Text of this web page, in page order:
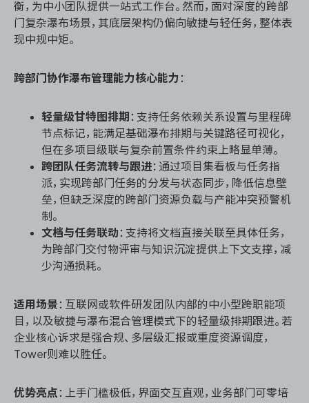
衡，为中小团队提供一站式工作台。然而，面对深度的跨部
门复杂瀑布场景，其底层架构仍偏向敏捷与轻任务，整体表
现中规中矩。
跨部门协作瀑布管理能力核心能力 ：
轻量级甘特图排期 ：支持任务依赖关系设置与里程碑
节点标记，能满足基础瀑布排期与关键路径可视化，
但在多项目级联与复杂前置条件约束上略显单薄。
跨团队任务流转与跟进：通过项目集看板与任务指
派，实现跨部门任务的分发与状态同步，降低信息壁
垒，但缺乏深度的跨部门资源负载与产能冲突预警机
制。
文档与任务联动 ：支持将文档直接关联至具体任务，
为跨部门交付物评审与知识沉淀提供上下文支撑，减
少沟通损耗。
适用场景 ：互联网或软件研发团队内部的中小型跨职能项
目，以及敏捷与瀑布混合管理模式下的轻量级排期跟进。若
企业核心诉求是强合规、多层级汇报或重度资源调度，
Tower则难以胜任。
优势亮点 ：上手门槛极低，界面交互直观，业务部门可零培